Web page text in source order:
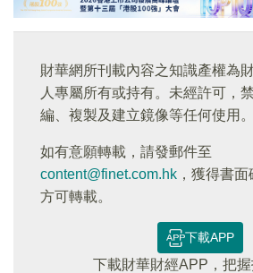
財華網所刊載內容之知識產權為
人專屬所有或持有。未經許可，
編、複製及建立鏡像等任何使用。
如有意願轉載，請發郵件至
content@finet.com.hk ，獲得書
方可轉載。
下載APP
下載財華財經APP，把